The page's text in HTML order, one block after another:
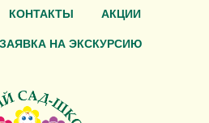
КОНТАКТЫ АКЦИИ
ЗАЯВКА НА ЭКСКУРСИЮ